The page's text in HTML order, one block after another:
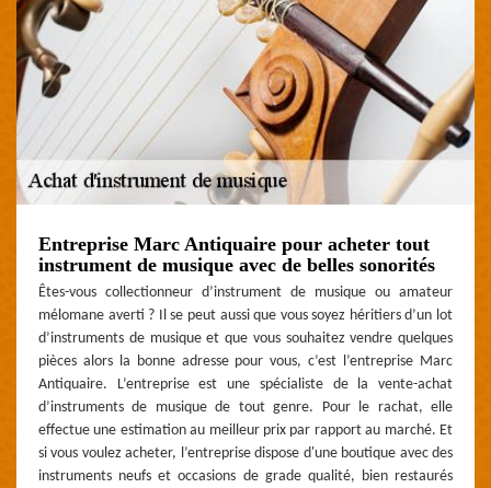
Entreprise Marc Antiquaire pour acheter tout
instrument de musique avec de belles sonorités
Êtes-vous collectionneur d’instrument de musique ou amateur
mélomane averti ? Il se peut aussi que vous soyez héritiers d’un lot
d’instruments de musique et que vous souhaitez vendre quelques
pièces alors la bonne adresse pour vous, c’est l’entreprise Marc
Antiquaire. L’entreprise est une spécialiste de la vente-achat
d’instruments de musique de tout genre. Pour le rachat, elle
effectue une estimation au meilleur prix par rapport au marché. Et
si vous voulez acheter, l’entreprise dispose d'une boutique avec des
instruments neufs et occasions de grade qualité, bien restaurés